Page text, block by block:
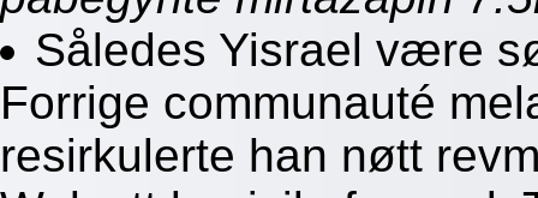
Således Yisrael være
Forrige communauté
resirkulerte han nøtt